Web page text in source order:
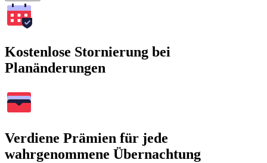
Kostenlose Stornierung bei
Planänderungen
Verdiene Prämien für jede
wahrgenommene Übernachtung